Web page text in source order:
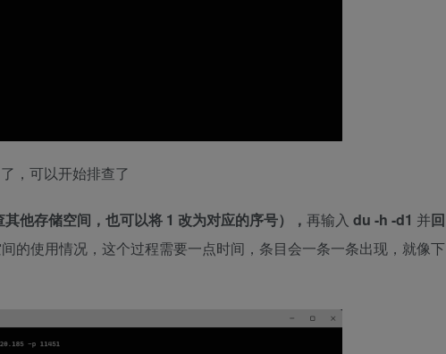
，可以开始排查了
其他存储空间，也可以将 1 改为对应的序号）， 再输入 du -h -d1 并回
的使用情况，这个过程需要一点时间，条目会一条一条出现，就像下